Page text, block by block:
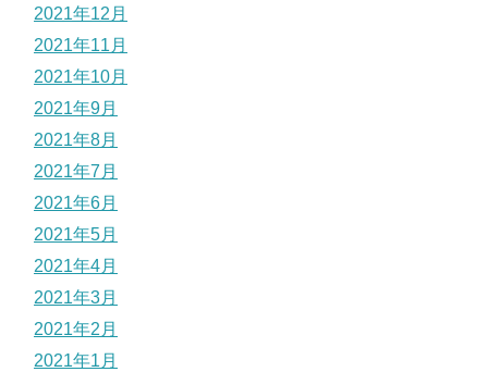
2021年12月
2021年11月
2021年10月
2021年9月
2021年8月
2021年7月
2021年6月
2021年5月
2021年4月
2021年3月
2021年2月
2021年1月